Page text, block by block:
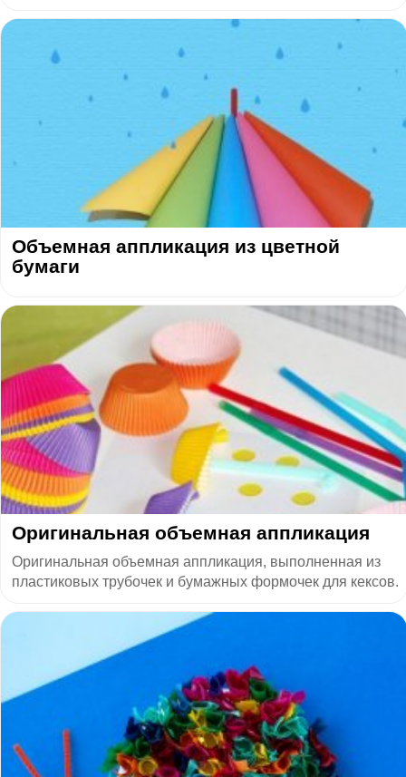
Объемная аппликация из цветной
бумаги
​Оригинальная объемная аппликация
Оригинальная объемная аппликация, выполненная из
пластиковых трубочек и бумажных формочек для кексов.